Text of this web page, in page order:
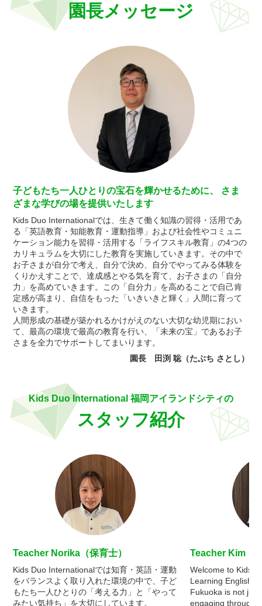
園長メッセージ
子どもたち一人ひとりの宝石を輝かせるために、 さま
ざまな学びの場を提供いたします
Kids Duo Internationalでは、生きて働く知識の習得・活用であ
る「英語教育・知能教育・運動指導」および社会性やコミュニ
ケーション能力を習得・活用する「ライフスキル教育」の4つの
カリキュラムを大切にした教育を実施していきます。その中で
お子さまが自分で考え、自分で決め、自分でやってみる体験を
くりかえすことで、達成感とやる気を育て、お子さまの「自分
力」を高めていきます。この「自分力」を高めることで自己肯
定感が高まり、自信をもった「いきいきと輝く」人間に育って
いきます。
人間形成の基礎が築かれるかけがえのない大切な幼児期におい
て、最高の環境で最高の教育を行い、「未来の宝」であるお子
さまを全力でサポートしてまいります。
園長 田渕 聡（たぶち さとし）
Kids Duo International 福岡アイランドシティの
スタッフ紹介
Teacher Norika（保育士）
Kids Duo Internationalでは知育・英語・運動
をバランスよく取り入れた環境の中で、子ど
もたち一人ひとりの「考える力」と「やって
みたい気持ち」を大切にしています。
Teacher Kim（
Welcome to Kids
Learning English
Fukuoka is not
engaging through